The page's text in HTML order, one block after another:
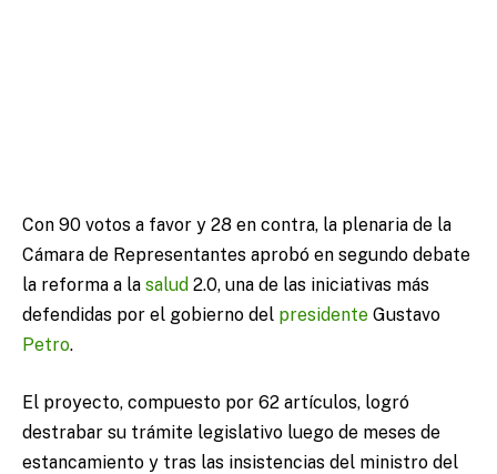
Con 90 votos a favor y 28 en contra, la plenaria de la
Cámara de Representantes aprobó en segundo debate
la reforma a la salud 2.0, una de las iniciativas más
defendidas por el gobierno del presidente Gustavo
Petro.
El proyecto, compuesto por 62 artículos, logró
destrabar su trámite legislativo luego de meses de
estancamiento y tras las insistencias del ministro del